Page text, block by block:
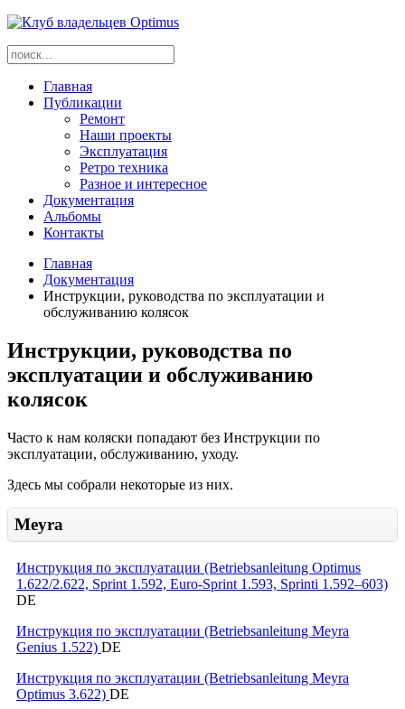
Главная
Публикации
Ремонт
Наши проекты
Эксплуатация
Ретро техника
Разное и интересное
Документация
Альбомы
Контакты
Главная
Документация
Инструкции, руководства по эксплуатации и
обслуживанию колясок
Инструкции, руководства по
эксплуатации и обслуживанию
колясок
Часто к нам коляски попадают без Инструкции по
эксплуатации, обслуживанию, уходу.
Здесь мы собрали некоторые из них.
Meyra
Инструкция по эксплуатации (Betriebsanleitung Optimus
1.622/2.622, Sprint 1.592, Euro-Sprint 1.593, Sprinti 1.592–603)
DE
Инструкция по эксплуатации (Betriebsanleitung Meyra
Genius 1.522) DE
Инструкция по эксплуатации (Betriebsanleitung Meyra
Optimus 3.622) DE